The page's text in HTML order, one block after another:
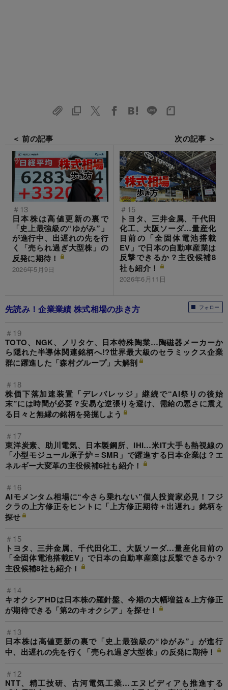
＜ 前の記事
＃13
日本株は高値更新の裏で
「史上最強級の“ゆがみ”」
が進行中、出遅れの先を行
く「売られ過ぎ大型株」の
反発に期待！
2026年5月9日
次の記事 ＞
＃15
トヨタ、三井金属、千代田
化工、大阪ソーダ…量産化
目前の「全固体電池搭載
EV」で日本の自動車産業は
反撃できるか？主役候補8
社も紹介！
2026年6月11日
フォロー
先読み！企業業績 株式相場の歩き方
＃19
TOTO、NGK、ノリタケ、日本特殊陶業…陶磁器メーカーか
ら隠れた半導体関連銘柄へ!?世界最大級のセラミックス企業
群に躍進した「森村グループ」大解剖
＃18
株価下落加速装置「デレバレッジ」継続で“AI祭りの後始
末”には時間が必要？安易な逆張りを避け、需給の悪さに震え
る日々と無縁の銘柄を発掘しよう
＃17
東洋炭素、助川電気、日本製鋼所、IHI…米IT大手も熱視線の
「小型モジュール原子炉＝SMR」で躍進する日本企業は？エ
ネルギー大変革の主役候補6社も紹介！
＃16
AIモメンタム相場に“今さら乗れない”個人投資家必見！フジ
クラの上方修正をヒントに「上方修正期待＋出遅れ」銘柄を
探せ
＃15
トヨタ、三井金属、千代田化工、大阪ソーダ…量産化目前の
「全固体電池搭載EV」で日本の自動車産業は反撃できるか？
主役候補8社も紹介！
＃14
キオクシアHDは日本株の羅針盤、今期の大幅増益＆上方修正
が期待できる「第2のキオクシア」を探せ！
＃13
日本株は高値更新の裏で「史上最強級の“ゆがみ”」が進行
中、出遅れの先を行く「売られ過ぎ大型株」の反発に期待！
＃12
NTT、精工技研、古河電気工業…エヌビディアも推進する